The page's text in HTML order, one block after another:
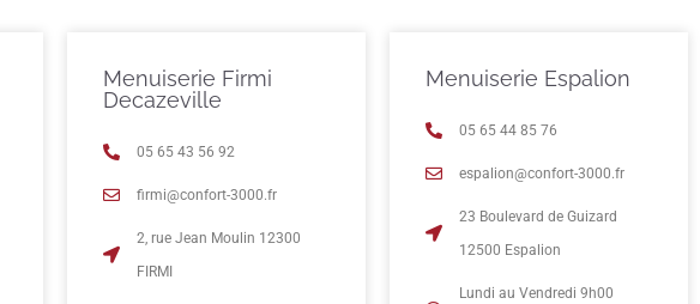
Menuiserie Firmi
Decazeville
05 65 43 56 92
firmi@confort-3000.fr
2, rue Jean Moulin 12300
FIRMI
Menuiserie Espalion
05 65 44 85 76
espalion@confort-3000.fr
23 Boulevard de Guizard
12500 Espalion
Lundi au Vendredi 9h00